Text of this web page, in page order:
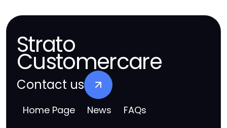
Strato
Customercare
Contact us
Home Page News FAQs